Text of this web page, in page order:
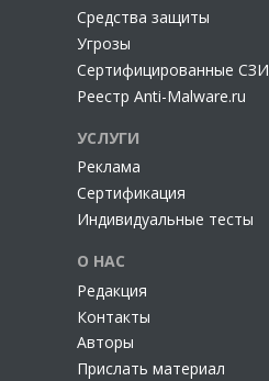
Cредства защиты
Угрозы
Сертифицированные СЗИ
Реестр Anti-Malware.ru
УСЛУГИ
Реклама
Сертификация
Индивидуальные тесты
О НАС
Редакция
Контакты
Авторы
Прислать материал